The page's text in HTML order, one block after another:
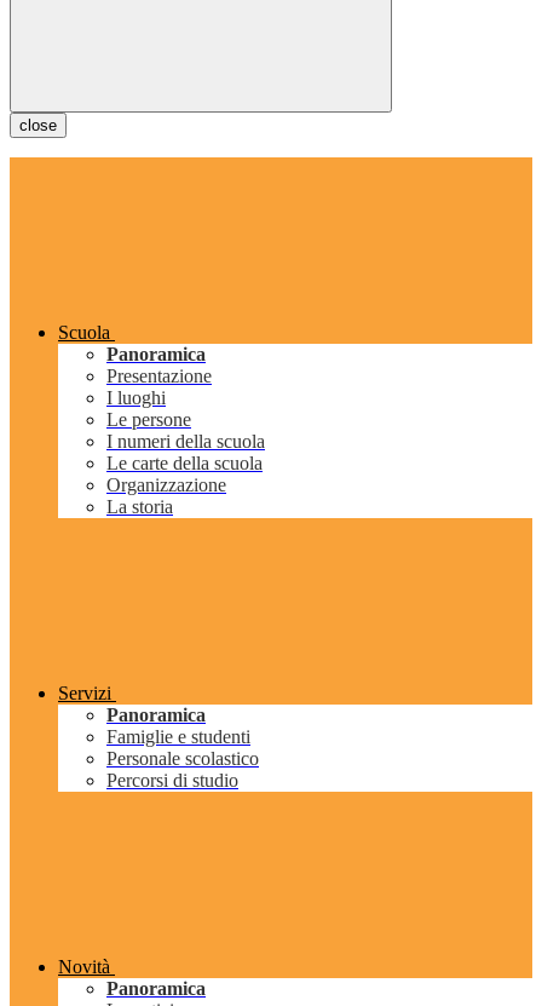
close
Scuola
Panoramica
Presentazione
I luoghi
Le persone
I numeri della scuola
Le carte della scuola
Organizzazione
La storia
Servizi
Panoramica
Famiglie e studenti
Personale scolastico
Percorsi di studio
Novità
Panoramica